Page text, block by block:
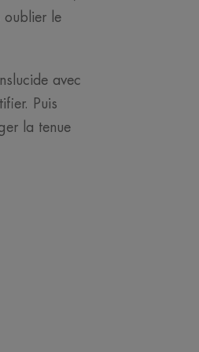
oublier le
avec
Puis
la tenue